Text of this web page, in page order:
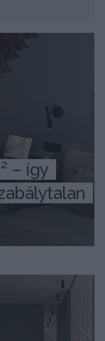
– így